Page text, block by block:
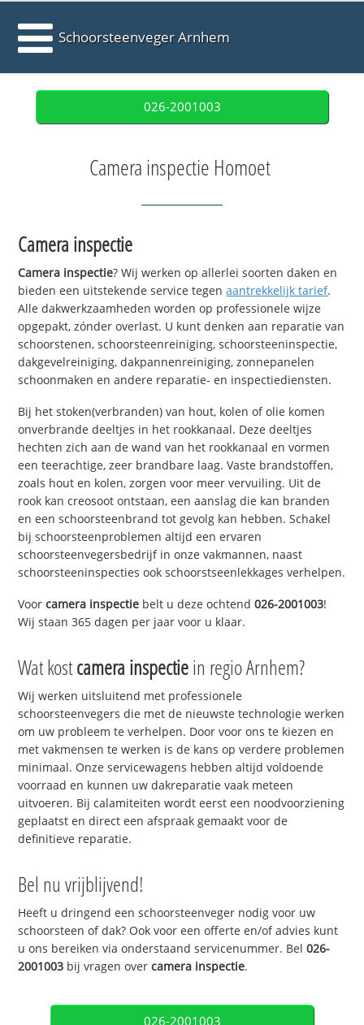
Schoorsteenveger Arnhem
026-2001003
Camera inspectie Homoet
Camera inspectie
Camera inspectie? Wij werken op allerlei soorten daken en
bieden een uitstekende service tegenaantrekkelijk tarief.
Alle dakwerkzaamheden worden op professionele wijze
opgepakt, zónder overlast. U kunt denken aan reparatie van
schoorstenen, schoorsteenreiniging, schoorsteeninspectie,
dakgevelreiniging, dakpannenreiniging, zonnepanelen
schoonmaken en andere reparatie- en inspectiediensten.
Bij het stoken(verbranden) van hout, kolen of olie komen
onverbrande deeltjes in het rookkanaal. Deze deeltjes
hechten zich aan de wand van het rookkanaal en vormen
een teerachtige, zeer brandbare laag. Vaste brandstoffen,
zoals hout en kolen, zorgen voor meer vervuiling. Uit de
rook kan creosoot ontstaan, een aanslag die kan branden
en een schoorsteenbrand tot gevolg kan hebben. Schakel
bij schoorsteenproblemen altijd een ervaren
schoorsteenvegersbedrijf in onze vakmannen, naast
schoorsteeninspecties ook schoorstseenlekkages verhelpen.
Voorcamera inspectie belt u deze ochtend026-2001003!
Wij staan 365 dagen per jaar voor u klaar.
Wat kostcamera inspectiein regio Arnhem?
Wij werken uitsluitend met professionele
schoorsteenvegers die met de nieuwste technologie werken
om uw probleem te verhelpen. Door voor ons te kiezen en
met vakmensen te werken is de kans op verdere problemen
minimaal. Onze servicewagens hebben altijd voldoende
voorraad en kunnen uw dakreparatie vaak meteen
uitvoeren. Bij calamiteiten wordt eerst een noodvoorziening
geplaatst en direct een afspraak gemaakt voor de
definitieve reparatie.
Bel nu vrijblijvend!
Heeft u dringend een schoorsteenveger nodig voor uw
schoorsteen of dak? Ook voor een offerte en/of advies kunt
u ons bereiken via onderstaand servicenummer. Bel026-
2001003 bij vragen overcamera inspectie.
026-2001003